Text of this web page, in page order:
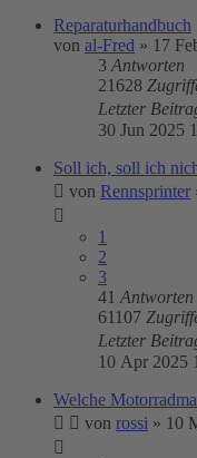
Reparaturhandbuch
von al-Fred » 17
3 Antworten
21628
Letzter
30 Jun 2025
Soll ich, soll ich
von Rennsprinter
1
2
3
41 Antworten
61107
Letzter
10 Apr 2025
Welche
von rossi » 10